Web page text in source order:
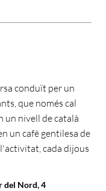
conduït per un
que només cal
un nivell de català
un cafè gentilesa de
cada dijous
del Nord, 4